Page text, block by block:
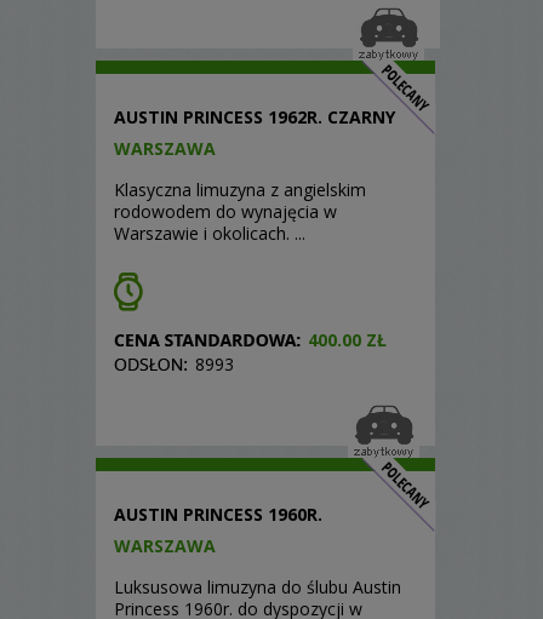
AUSTIN PRINCESS 1962R. CZARNY
WARSZAWA
Klasyczna limuzyna z angielskim
rodowodem do wynajęcia w
Warszawie i okolicach. ...
400.00 ZŁ
8993
AUSTIN PRINCESS 1960R.
WARSZAWA
Luksusowa limuzyna do ślubu Austin
Princess 1960r. do dyspozycji w